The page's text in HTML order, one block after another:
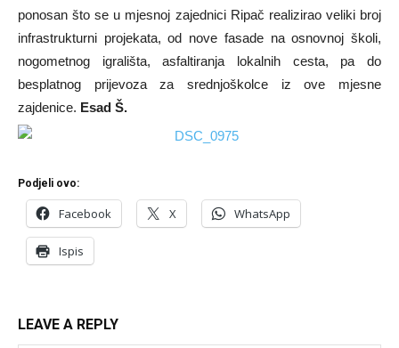
ponosan što se u mjesnoj zajednici Ripač realizirao veliki broj
infrastrukturni projekata, od nove fasade na osnovnoj školi,
nogometnog igrališta, asfaltiranja lokalnih cesta, pa do
besplatnog prijevoza za srednjoškolce iz ove mjesne
zajdenice. Esad Š.
Podjeli ovo:
Facebook X WhatsApp
Ispis
LEAVE A REPLY